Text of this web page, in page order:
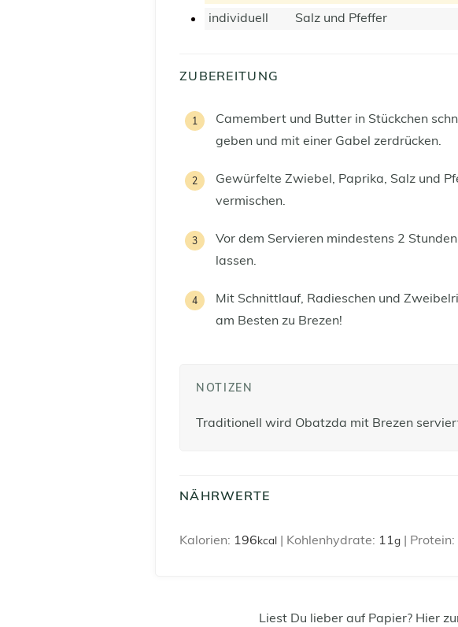
individuell Salz und Pfeffer
ZUBEREITUNG
Camembert und Butter in Stückchen
geben und mit einer Gabel zerdrücken.
Gewürfelte Zwiebel, Paprika, Salz und
vermischen.
Vor dem Servieren mindestens 2
lassen.
Mit Schnittlauf, Radieschen und
am Besten zu Brezen!
NOTIZEN
Traditionell wird Obatzda mit Brezen
NÄHRWERTE
Kalorien: 196 kcal | Kohlenhydrate: 11g| Protein:
Liest Du lieber auf Papier? Hier